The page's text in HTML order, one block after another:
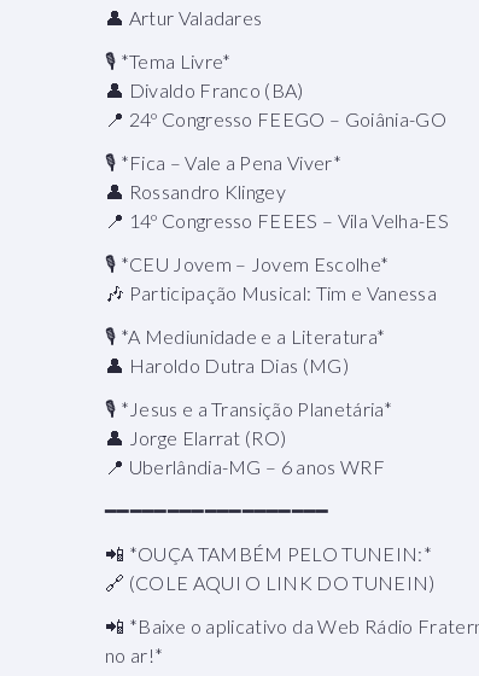
👤 Artur Valadares
🎙 *Tema Livre*
👤 Divaldo Franco (BA)
📍 24º Congresso FEEGO – Goiânia-GO
🎙 *Fica – Vale a Pena Viver*
👤 Rossandro Klingey
📍 14º Congresso FEEES – Vila Velha-ES
🎙 *CEU Jovem – Jovem Escolhe*
🎶 Participação Musical: Tim e Vanessa
🎙 *A Mediunidade e a Literatura*
👤 Haroldo Dutra Dias (MG)
🎙 *Jesus e a Transição Planetária*
👤 Jorge Elarrat (RO)
📍 Uberlândia-MG – 6 anos WRF
━━━━━━━━━━━━━━━━━━
📲 *OUÇA TAMBÉM PELO TUNEIN:*
🔗 (COLE AQUI O LINK DO TUNEIN)
📲 *Baixe o aplicativo da Web Rádio
no ar!*